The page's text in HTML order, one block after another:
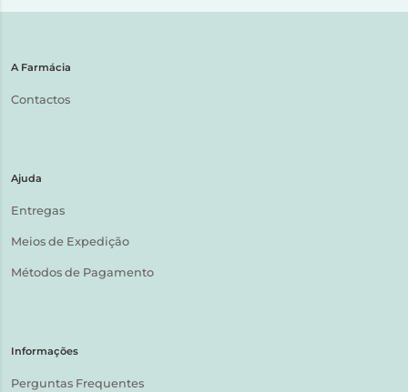
A Farmácia
Contactos
Ajuda
Entregas
Meios de Expedição
Métodos de Pagamento
Informações
Perguntas Frequentes